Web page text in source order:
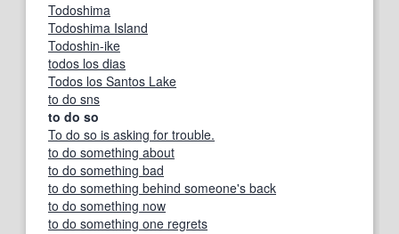
Todoshima
Todoshima Island
Todoshin-ike
todos los dias
Todos los Santos Lake
to do sns
to do so
To do so is asking for trouble.
to do something about
to do something bad
to do something behind someone's back
to do something now
to do something one regrets